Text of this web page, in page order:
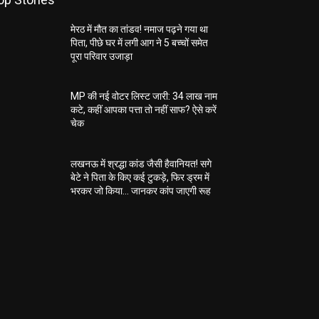
मेरठ में मौत का तांडव! नमाज पढ़ने गया था
पिता, पीछे घर में लगी आग ने 5 बच्चों समेत
पूरा परिवार उजाड़ा
MP की नई वोटर लिस्ट जारी: 34 लाख नाम
कटे, कहीं आपका पत्ता तो नहीं साफ? ऐसे करें
चेक
लखनऊ में श्रद्धा कांड जैसी हैवानियत! सगे
बेटे ने पिता के किए कई टुकड़े, फिर ड्रम में
भरकर जो किया… जानकर कांप जाएगी रूह